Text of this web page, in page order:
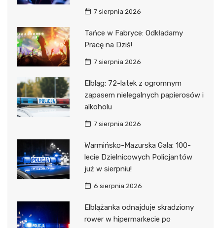
7 sierpnia 2026
Tańce w Fabryce: Odkładamy
Pracę na Dziś!
7 sierpnia 2026
Elbląg: 72-latek z ogromnym
zapasem nielegalnych papierosów i
alkoholu
7 sierpnia 2026
Warmińsko-Mazurska Gala: 100-
lecie Dzielnicowych Policjantów
już w sierpniu!
6 sierpnia 2026
Elblążanka odnajduje skradziony
rower w hipermarkecie po